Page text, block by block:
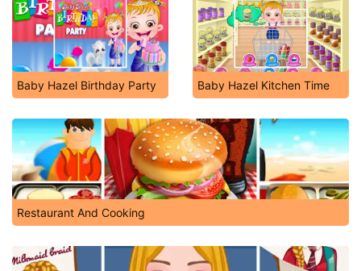
Baby Hazel Birthday Party Baby Hazel Kitchen Time
Restaurant And Cooking